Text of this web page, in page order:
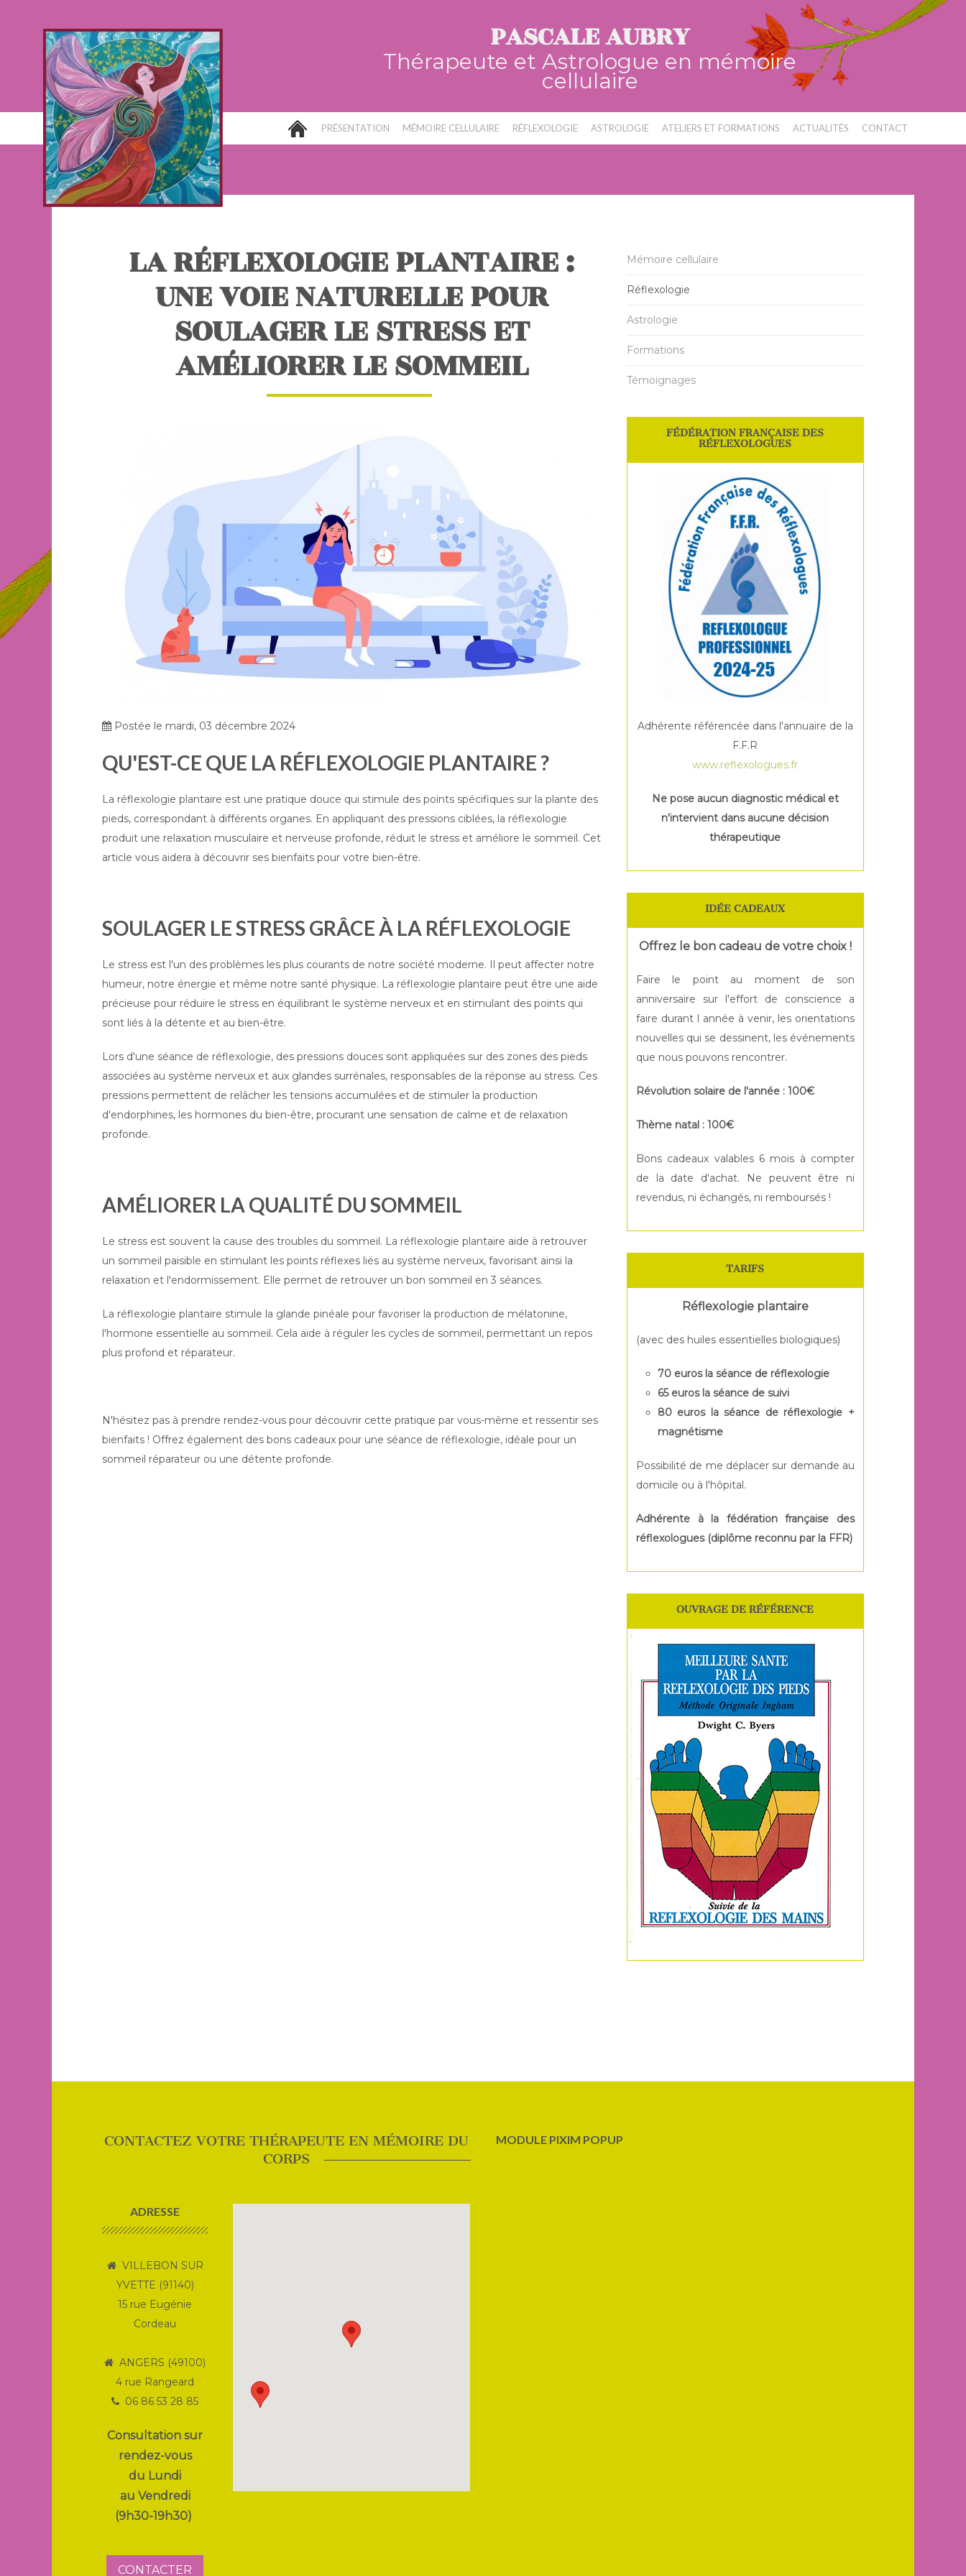
PASCALE AUBRY
Thérapeute et Astrologue en mémoire
cellulaire
PRÉSENTATION MÉMOIRE CELLULAIRE RÉFLEXOLOGIE ASTROLOGIE ATELIERS ET FORMATIONS ACTUALITÉS CONTACT
LA RÉFLEXOLOGIE PLANTAIRE :
UNE VOIE NATURELLE POUR
SOULAGER LE STRESS ET
AMÉLIORER LE SOMMEIL
Postée le mardi, 03 décembre 2024
QU'EST-CE QUE LA RÉFLEXOLOGIE PLANTAIRE ?
La réflexologie plantaire est une pratique douce qui stimule des points spécifiques sur la plante des
pieds, correspondant à différents organes. En appliquant des pressions ciblées, la réflexologie
produit une relaxation musculaire et nerveuse profonde, réduit le stress et améliore le sommeil. Cet
article vous aidera à découvrir ses bienfaits pour votre bien-être.
SOULAGER LE STRESS GRÂCE À LA RÉFLEXOLOGIE
Le stress est l'un des problèmes les plus courants de notre société moderne. Il peut affecter notre
humeur, notre énergie et même notre santé physique. La réflexologie plantaire peut être une aide
précieuse pour réduire le stress en équilibrant le système nerveux et en stimulant des points qui
sont liés à la détente et au bien-être.
Lors d'une séance de réflexologie, des pressions douces sont appliquées sur des zones des pieds
associées au système nerveux et aux glandes surrénales, responsables de la réponse au stress. Ces
pressions permettent de relâcher les tensions accumulées et de stimuler la production
d'endorphines, les hormones du bien-être, procurant une sensation de calme et de relaxation
profonde.
AMÉLIORER LA QUALITÉ DU SOMMEIL
Le stress est souvent la cause des troubles du sommeil. La réflexologie plantaire aide à retrouver
un sommeil paisible en stimulant les points réflexes liés au système nerveux, favorisant ainsi la
relaxation et l'endormissement. Elle permet de retrouver un bon sommeil en 3 séances.
La réflexologie plantaire stimule la glande pinéale pour favoriser la production de mélatonine,
l'hormone essentielle au sommeil. Cela aide à réguler les cycles de sommeil, permettant un repos
plus profond et réparateur.
N'hésitez pas à prendre rendez-vous pour découvrir cette pratique par vous-même et ressentir ses
bienfaits ! Offrez également des bons cadeaux pour une séance de réflexologie, idéale pour un
sommeil réparateur ou une détente profonde.
Mémoire cellulaire
Réflexologie
Astrologie
Formations
Témoignages
FÉDÉRATION FRANÇAISE DES
RÉFLEXOLOGUES
Adhérente référencée dans l'annuaire de la
F.F.R
www.reflexologues.fr
Ne pose aucun diagnostic médical et
n'intervient dans aucune décision
thérapeutique
IDÉE CADEAUX
Offrez le bon cadeau de votre choix !
Faire le point au moment de son
anniversaire sur l'effort de conscience a
faire durant l année à venir, les orientations
nouvelles qui se dessinent, les événements
que nous pouvons rencontrer.
Révolution solaire de l'année : 100€
Thème natal : 100€
Bons cadeaux valables 6 mois à compter
de la date d'achat. Ne peuvent être ni
revendus, ni échangés, ni remboursés !
TARIFS
Réflexologie plantaire
(avec des huiles essentielles biologiques)
70 euros la séance de réflexologie
65 euros la séance de suivi
80 euros la séance de réflexologie +
magnétisme
Possibilité de me déplacer sur demande au
domicile ou à l'hôpital.
Adhérente à la fédération française des
réflexologues (diplôme reconnu par la FFR)
OUVRAGE DE RÉFÉRENCE
CONTACTEZ VOTRE THÉRAPEUTE EN MÉMOIRE DU
CORPS
ADRESSE
VILLEBON SUR
YVETTE (91140)
15 rue Eugénie
Cordeau
ANGERS (49100)
4 rue Rangeard
06 86 53 28 85
Consultation sur
rendez-vous
du Lundi
au Vendredi
(9h30-19h30)
CONTACTER
MODULE PIXIM POPUP